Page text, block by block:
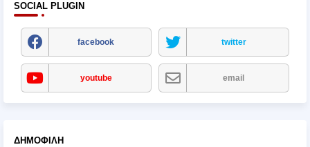
SOCIAL PLUGIN
facebook twitter
youtube email
ΔΗΜΟΦΙΛΉ